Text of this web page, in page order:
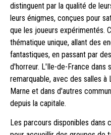
distinguent par la qualité de
leurs énigmes, conçues pour
que les joueurs expérimentés.
thématique unique, allant des
fantastiques, en passant par
d'horreur. L'Ile-de-France dans
remarquable, avec des salles
Marne et dans d'autres
depuis la capitale.
Les parcours disponibles dans